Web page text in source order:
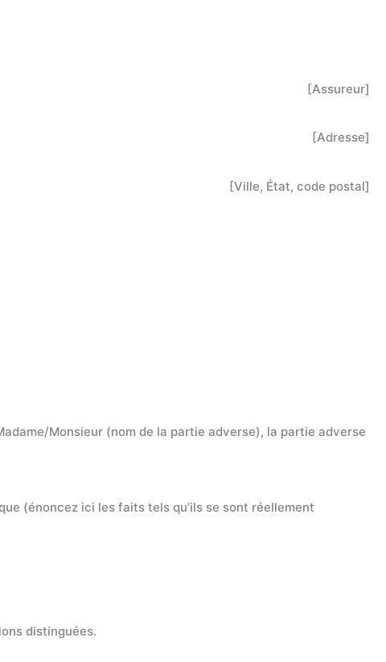
[Assureur]
[Adresse]
[Ville, État, code postal]
Monsieur (nom de la partie adverse), la partie adverse
(énoncez ici les faits tels qu’ils se sont réellement
distinguées.